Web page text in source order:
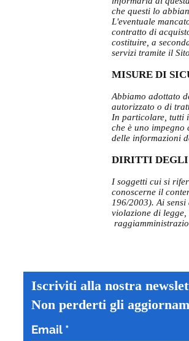
che questi lo
L'eventuale
contratto di
costituire, a
servizi tramite il
MISURE DI
Abbiamo adottato
autorizzato o di
In particolare, tutti
che è uno impegno
delle informazioni
DIRITTI DEGLI
I soggetti cui si
conoscerne il
196/2003). Ai
violazione di
Iscriviti alla nostra
Non perderti gli
Email